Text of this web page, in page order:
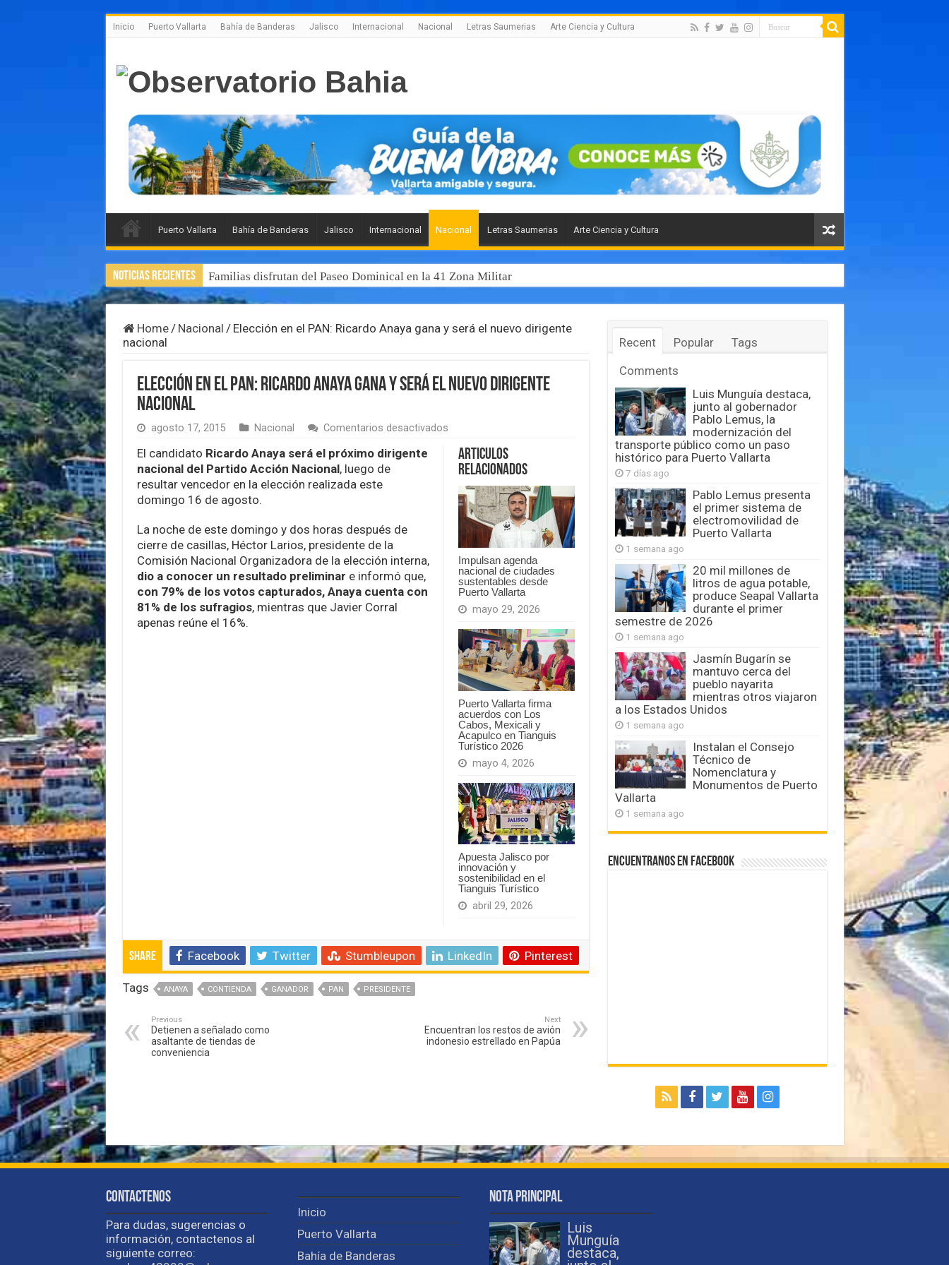
Inicio Puerto Vallarta Bahía de Banderas Jalisco Internacional Nacional Letras Saumerias Arte Ciencia y Cultura
Puerto Vallarta Bahía de Banderas Jalisco Internacional Nacional Letras Saumerias Arte Ciencia y Cultura
Noticias Recientes Familias disfrutan del Paseo Dominical en la 41 Zona Militar
Home / Nacional / Elección en el PAN: Ricardo Anaya gana y será el nuevo dirigente
nacional
Elección en el PAN: Ricardo Anaya gana y será el nuevo dirigente
nacional
agosto 17, 2015 Nacional Comentarios desactivadosen
PAN:
Ricardo
Anaya
gana
será
nuevo
dirigente
nacional
Articulos
Relacionados
Impulsan agenda
nacional de ciudades
sustentables desde
Puerto Vallarta
mayo 29, 2026
Puerto Vallarta firma
acuerdos con Los
Cabos, Mexicali y
Acapulco en Tianguis
Turístico 2026
mayo 4, 2026
Apuesta Jalisco por
innovación y
sostenibilidad en el
Tianguis Turístico
abril 29, 2026
El candidato Ricardo Anaya será el próximo dirigente
nacional del Partido Acción Nacional, luego de
resultar vencedor en la elección realizada este
domingo 16 de agosto.
La noche de este domingo y dos horas después de
cierre de casillas, Héctor Larios, presidente de la
Comisión Nacional Organizadora de la elección interna,
dio a conocer un resultado preliminar e informó que,
con 79% de los votos capturados, Anaya cuenta con
81% de los sufragios, mientras que Javier Corral
apenas reúne el 16%.
Share Facebook Twitter Stumbleupon LinkedIn Pinterest
Tags ANAYA CONTIENDA GANADOR PAN PRESIDENTE
Previous
Detienen a señalado como
asaltante de tiendas de
conveniencia
Next
Encuentran los restos de avión
indonesio estrellado en Papúa
Recent Popular
Tags
Comments
Luis Munguía destaca,
junto al gobernador
Pablo Lemus, la
modernización del
transporte público como un paso
histórico para Puerto Vallarta
7 días ago
Pablo Lemus presenta
el primer sistema de
electromovilidad de
Puerto Vallarta
1 semana ago
20 mil millones de
litros de agua potable,
produce Seapal Vallarta
durante el primer
semestre de 2026
1 semana ago
Jasmín Bugarín se
mantuvo cerca del
pueblo nayarita
mientras otros viajaron
a los Estados Unidos
1 semana ago
Instalan el Consejo
Técnico de
Nomenclatura y
Monumentos de Puerto
Vallarta
1 semana ago
Encuentranos en Facebook
Contactenos
Para dudas, sugerencias o
información, contactenos al
siguiente correo:
Inicio
Puerto Vallarta
Bahía de Banderas
Nota Principal
Luis
Munguía
destaca,